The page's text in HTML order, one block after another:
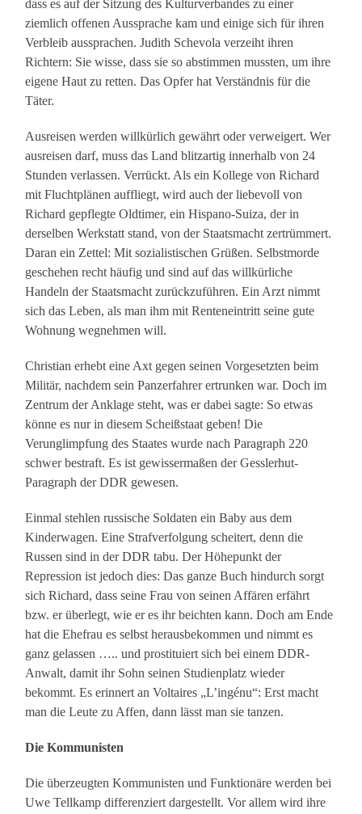
dass es auf der Sitzung des Kulturverbandes zu einer
ziemlich offenen Aussprache kam und einige sich für ihren
Verbleib aussprachen. Judith Schevola verzeiht ihren
Richtern: Sie wisse, dass sie so abstimmen mussten, um ihre
eigene Haut zu retten. Das Opfer hat Verständnis für die
Täter.
Ausreisen werden willkürlich gewährt oder verweigert. Wer
ausreisen darf, muss das Land blitzartig innerhalb von 24
Stunden verlassen. Verrückt. Als ein Kollege von Richard
mit Fluchtplänen auffliegt, wird auch der liebevoll von
Richard gepflegte Oldtimer, ein Hispano-Suiza, der in
derselben Werkstatt stand, von der Staatsmacht zertrümmert.
Daran ein Zettel: Mit sozialistischen Grüßen. Selbstmorde
geschehen recht häufig und sind auf das willkürliche
Handeln der Staatsmacht zurückzuführen. Ein Arzt nimmt
sich das Leben, als man ihm mit Renteneintritt seine gute
Wohnung wegnehmen will.
Christian erhebt eine Axt gegen seinen Vorgesetzten beim
Militär, nachdem sein Panzerfahrer ertrunken war. Doch im
Zentrum der Anklage steht, was er dabei sagte: So etwas
könne es nur in diesem Scheißstaat geben! Die
Verunglimpfung des Staates wurde nach Paragraph 220
schwer bestraft. Es ist gewissermaßen der Gesslerhut-
Paragraph der DDR gewesen.
Einmal stehlen russische Soldaten ein Baby aus dem
Kinderwagen. Eine Strafverfolgung scheitert, denn die
Russen sind in der DDR tabu. Der Höhepunkt der
Repression ist jedoch dies: Das ganze Buch hindurch sorgt
sich Richard, dass seine Frau von seinen Affären erfährt
bzw. er überlegt, wie er es ihr beichten kann. Doch am Ende
hat die Ehefrau es selbst herausbekommen und nimmt es
ganz gelassen ….. und prostituiert sich bei einem DDR-
Anwalt, damit ihr Sohn seinen Studienplatz wieder
bekommt. Es erinnert an Voltaires „L’ingénu“: Erst macht
man die Leute zu Affen, dann lässt man sie tanzen.
Die Kommunisten
Die überzeugten Kommunisten und Funktionäre werden bei
Uwe Tellkamp differenziert dargestellt. Vor allem wird ihre